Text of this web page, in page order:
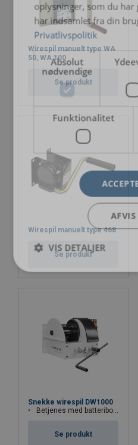
Wirespil manuelt type WA
50, WA 100
Se produkt
Wirespil manuelt type 468
Se produkt
Snekke wirespil DW1000
Betjenes med batteriboremaskine eller håndsving
Se produkt
oplysninger, som du har
har indsamlet fra din
Privatlivspolitik
Absolut
nødvendige
Funktionalitet
VIS DETALJER